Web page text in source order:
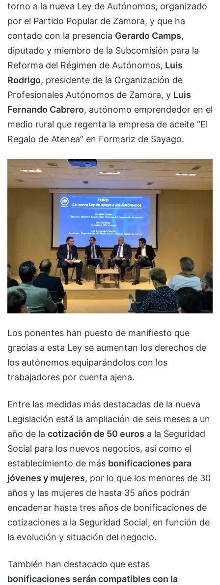
torno a la nueva Ley de Autónomos, organizado
por el Partido Popular de Zamora, y que ha
contado con la presencia Gerardo Camps,
diputado y miembro de la Subcomisión para la
Reforma del Régimen de Autónomos, Luis
Rodrigo, presidente de la Organización de
Profesionales Autónomos de Zamora, y Luis
Fernando Cabrero, autónomo emprendedor en el
medio rural que regenta la empresa de aceite “El
Regalo de Atenea” en Formariz de Sayago.
Los ponentes han puesto de manifiesto que
gracias a esta Ley se aumentan los derechos de
los autónomos equiparándolos con los
trabajadores por cuenta ajena.
Entre las medidas más destacadas de la nueva
Legislación está la ampliación de seis meses a un
año de la cotización de 50 euros a la Seguridad
Social para los nuevos negocios, así como el
establecimiento de más bonificaciones para
jóvenes y mujeres, por lo que los menores de 30
años y las mujeres de hasta 35 años podrán
encadenar hasta tres años de bonificaciones de
cotizaciones a la Seguridad Social, en función de
la evolución y situación del negocio.
También han destacado que estas
bonificaciones serán compatibles con la